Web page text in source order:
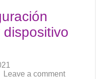
Leave a comment